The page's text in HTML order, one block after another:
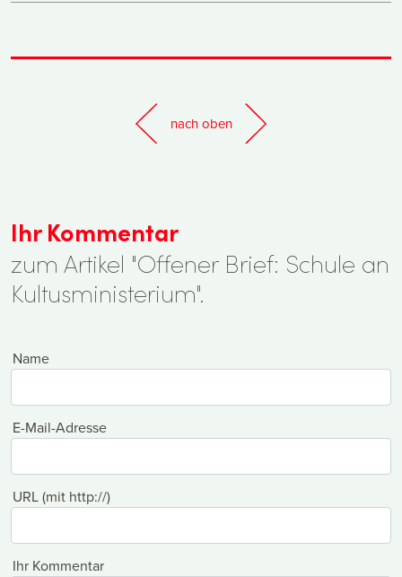
nach oben
Ihr Kommentar
zum Artikel "Offener Brief: Schule an
Kultusministerium".
Name
E-Mail-Adresse
URL (mit http://)
Ihr Kommentar